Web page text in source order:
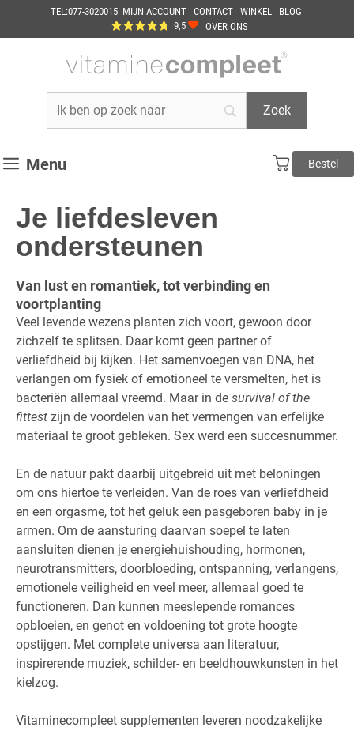
TEL:077-3020015 MIJN ACCOUNT CONTACT WINKEL
BLOG
9,5
OVER ONS
Menu Bestel
Je liefdesleven
ondersteunen
Van lust en romantiek, tot verbinding en
voortplanting
Veel levende wezens planten zich voort, gewoon door
zichzelf te splitsen. Daar komt geen partner of
verliefdheid bij kijken. Het samenvoegen van DNA, het
verlangen om fysiek of emotioneel te versmelten, het is
bacteriën allemaal vreemd. Maar in de survival of the
fittest zijn de voordelen van het vermengen van erfelijke
materiaal te groot gebleken. Sex werd een succesnummer.
En de natuur pakt daarbij uitgebreid uit met beloningen
om ons hiertoe te verleiden. Van de roes van verliefdheid
en een orgasme, tot het geluk een pasgeboren baby in je
armen. Om de aansturing daarvan soepel te laten
aansluiten dienen je energiehuishouding, hormonen,
neurotransmitters, doorbloeding, ontspanning, verlangens,
emotionele veiligheid en veel meer, allemaal goed te
functioneren. Dan kunnen meeslepende romances
opbloeien, en genot en voldoening tot grote hoogte
opstijgen. Met complete universa aan literatuur,
inspirerende muziek, schilder- en beeldhouwkunsten in het
kielzog.
Vitaminecompleet supplementen leveren noodzakelijke